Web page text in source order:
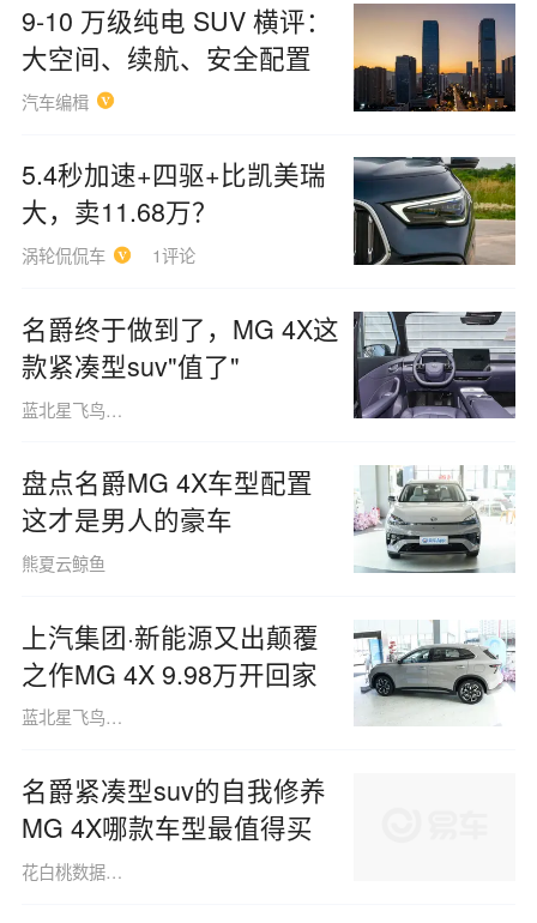
9‑10 万级纯电 SUV 横评：
大空间、续航、安全配置
汽车编楫
5.4秒加速+四驱+比凯美瑞
大，卖11.68万？
涡轮侃侃车 1评论
名爵终于做到了，MG 4X这
款紧凑型suv"值了"
蓝北星飞鸟160508
盘点名爵MG 4X车型配置
这才是男人的豪车
熊夏云鲸鱼
上汽集团·新能源又出颠覆
之作MG 4X 9.98万开回家
蓝北星飞鸟160508
名爵紧凑型suv的自我修养
MG 4X哪款车型最值得买
花白桃数据091013